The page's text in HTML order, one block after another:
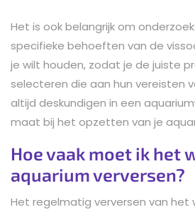
Het is ook belangrijk om
specifieke behoeften van de
je wilt houden, zodat je de juiste
selecteren die aan hun vereisten
altijd deskundigen in een
maat bij het opzetten van je
Hoe vaak moet ik het
aquarium verversen?
Het regelmatig verversen van het